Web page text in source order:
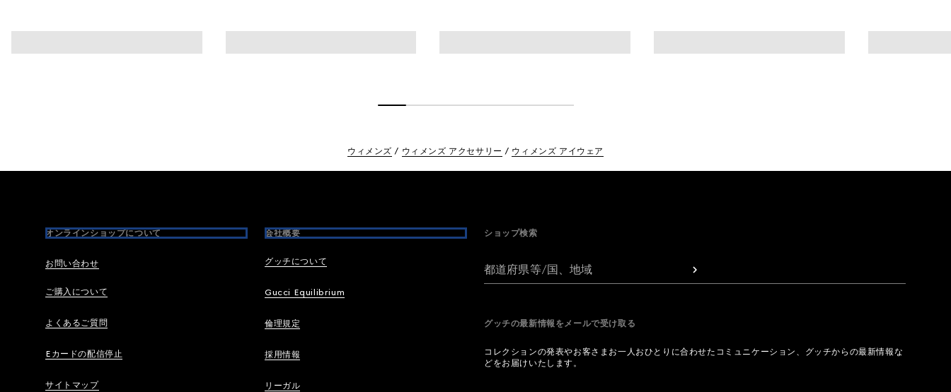
ウィメンズ ウィメンズ アクセサリー ウィメンズ アイウェア
オンラインショップについて
お問い合わせ
ご購入について
よくあるご質問
Eカードの配信停止
サイトマップ
会社概要
グッチについて
Gucci Equilibrium
倫理規定
採用情報
リーガル
ショップ検索
都道府県等/国、地域
グッチの最新情報をメールで受け取る
コレクションの発表やお客さまお一人おひとりに合わせたコミュニケーション、グッチからの最新情報な
どをお届けいたします。